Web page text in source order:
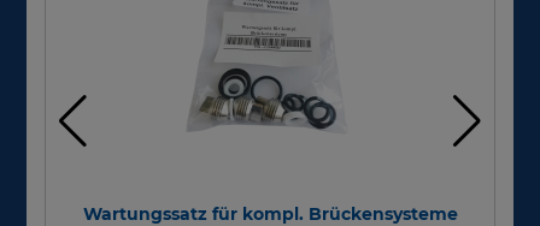
Wartungssatz für kompl. Brückensysteme